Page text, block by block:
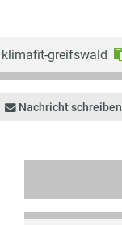
klimafit-greifswald
Nachricht schreiben